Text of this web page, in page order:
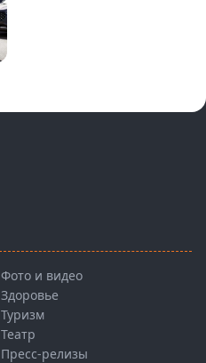
Фото и видео
Здоровье
Туризм
Театр
Пресс-релизы